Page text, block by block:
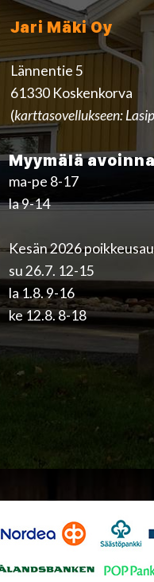
Jari Mäki Oy
Lännentie 5
61330 Koskenkorva
(karttasovellukseen:
Myymälä
ma-pe 8-17
la 9-14
Kesän 2026
su 26.7. 12-15
la 1.8. 9-16
ke 12.8. 8-18